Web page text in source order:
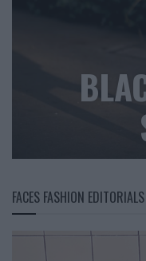
FACES FASHION EDITORIALS